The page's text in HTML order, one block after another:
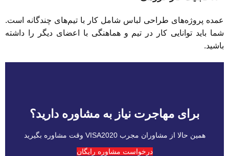
عمده پروژه‌های طراحی لباس شامل کار با تیم‌های چندگانه است.
شما باید توانایی کار در تیم و هماهنگی با اعضای دیگر را داشته
باشید.
برای مهاجرت نیاز به مشاوره دارید؟
همین حالا از مشاوران مجرب VISA2020 وقت مشاوره بگیرید
درخواست مشاوره رایگان